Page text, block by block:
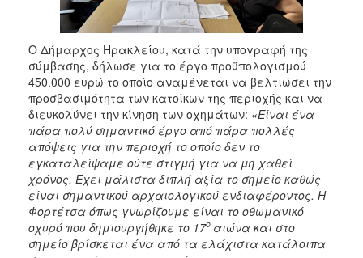
Ο Δήμαρχος Ηρακλείου, κατά την υπογραφή της
σύμβασης, δήλωσε για το έργο προϋπολογισμού
450.000 ευρώ το οποίο αναμένεται να βελτιώσει την
προσβασιμότητα των κατοίκων της περιοχής και να
διευκολύνει την κίνηση των οχημάτων: «Είναι ένα
πάρα πολύ σημαντικό έργο από πάρα πολλές
απόψεις για την περιοχή το οποίο δεν το
εγκαταλείψαμε ούτε στιγμή για να μη χαθεί
χρόνος. Έχει μάλιστα διπλή αξία το σημείο καθώς
είναι σημαντικού αρχαιολογικού ενδιαφέροντος. Η
Φορτέτσα όπως γνωρίζουμε είναι το οθωμανικό
οχυρό που δημιουργήθηκε το 17ο αιώνα και στο
σημείο βρίσκεται ένα από τα ελάχιστα κατάλοιπα